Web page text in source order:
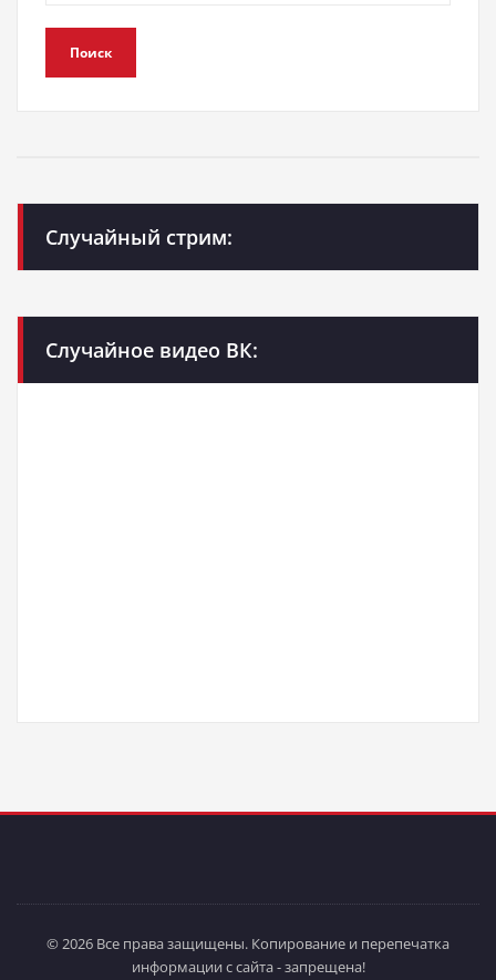
Поиск
Случайный стрим:
Случайное видео ВК:
© 2026 Все права защищены. Копирование и перепечатка
информации с сайта - запрещена!